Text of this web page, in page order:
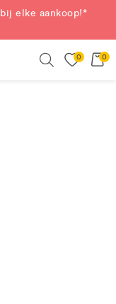
bij elke aankoop!*
0 0